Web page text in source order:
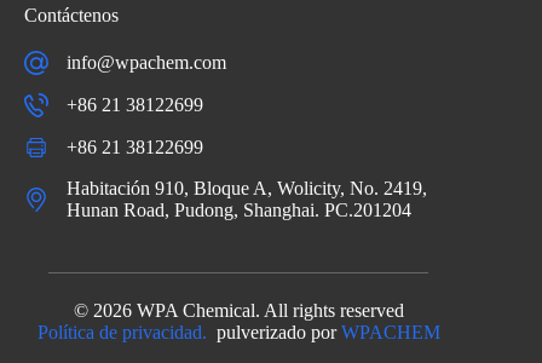
Contáctenos
info@wpachem.com
+86 21 38122699
+86 21 38122699
Habitación 910, Bloque A, Wolicity, No. 2419,
Hunan Road, Pudong, Shanghai. PC.201204
© 2026 WPA Chemical. All rights reserved
Política de privacidad. pulverizado porWPACHEM